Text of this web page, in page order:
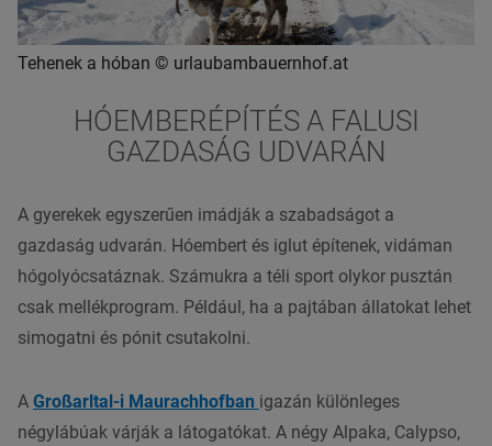
Tehenek a hóban © urlaubambauernhof.at
HÓEMBERÉPÍTÉS A FALUSI
GAZDASÁG UDVARÁN
A gyerekek egyszerűen imádják a szabadságot a
gazdaság udvarán. Hóembert és iglut építenek, vidáman
hógolyócsatáznak. Számukra a téli sport olykor pusztán
csak mellékprogram. Például, ha a pajtában állatokat lehet
simogatni és pónit csutakolni.
A Großarltal-i Maurachhofban igazán különleges
négylábúak várják a látogatókat. A négy Alpaka, Calypso,